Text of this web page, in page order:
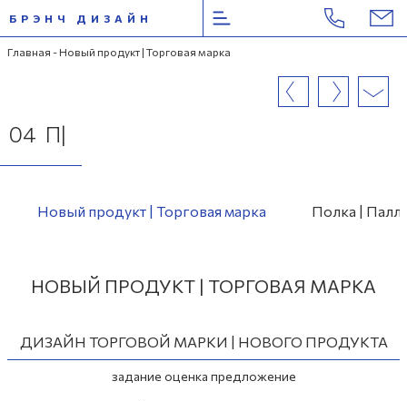
Перейти
БРЭНЧ ДИЗАЙН
Главная - Новый продукт | Торговая марка
04 ПРОД|
Новый продукт | Торговая марка Полка |
НОВЫЙ ПРОДУКТ | ТОРГОВАЯ МАРКА
ДИЗАЙН ТОРГОВОЙ МАРКИ | НОВОГО ПРОДУКТА
задание оценка предложение